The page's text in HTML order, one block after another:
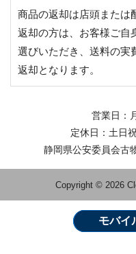
商品の返却は店頭または
返却の方は、お客様ご自
選びいただき、送料の実
返却となります。
営業日：
定休日：土日
静岡県公安委員会
Copyright © 2026
モバイ